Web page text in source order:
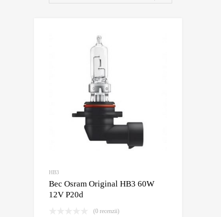
HB3
Bec Osram Original HB3 60W
12V P20d
(0 recenzii)